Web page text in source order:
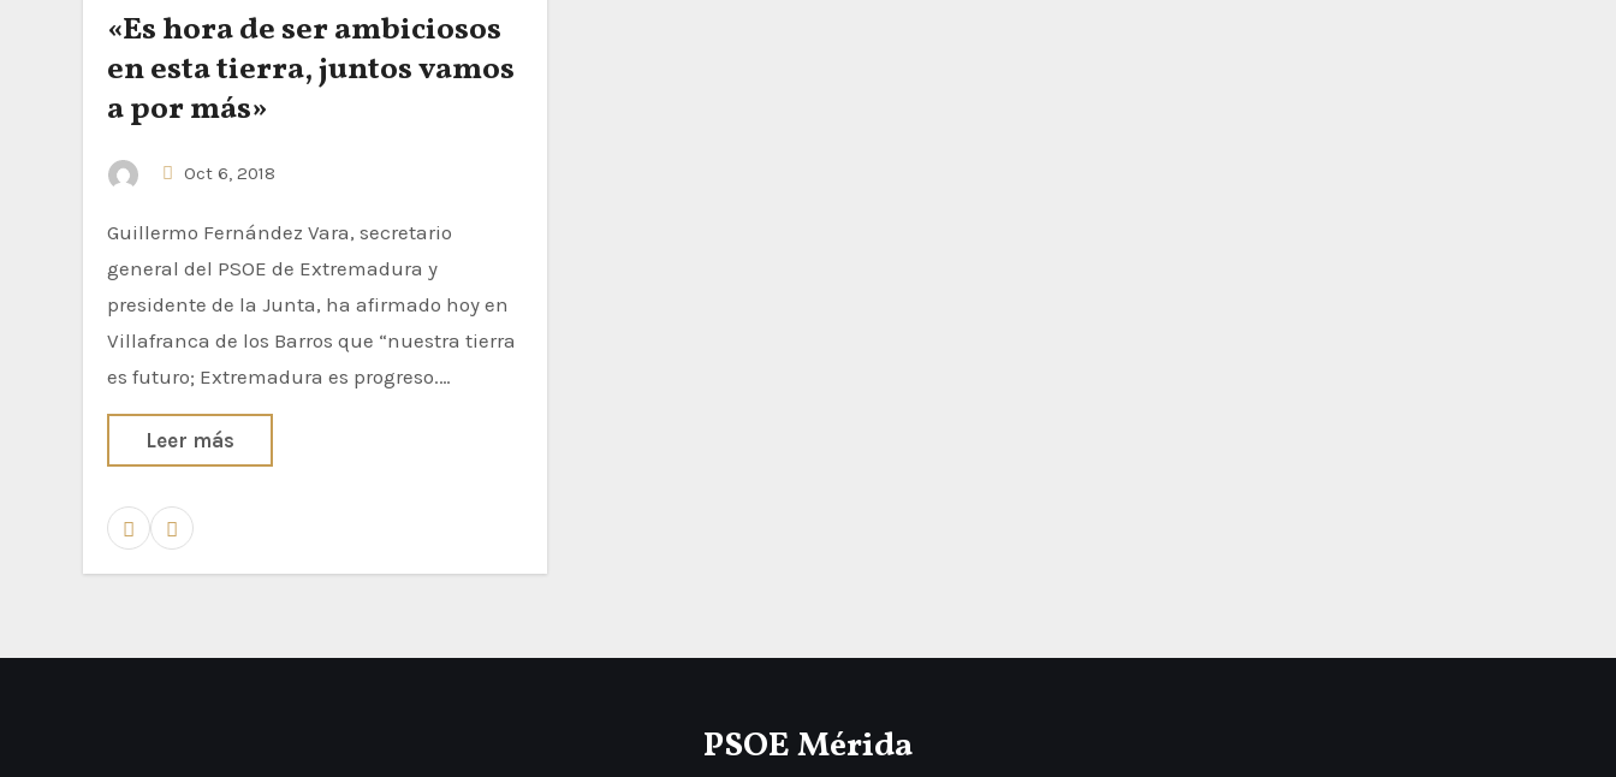
«Es hora de ser ambiciosos
en esta tierra, juntos vamos
a por más»
Oct 6, 2018
Guillermo Fernández Vara, secretario
general del PSOE de Extremadura y
presidente de la Junta, ha afirmado hoy en
Villafranca de los Barros que “nuestra tierra
es futuro; Extremadura es progreso.…
Leer más
PSOE Mérida